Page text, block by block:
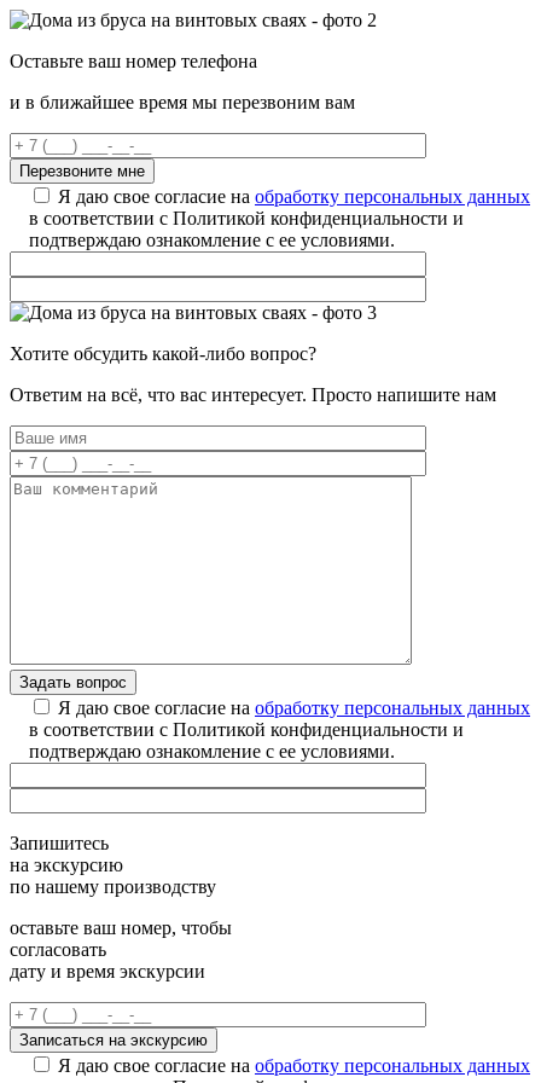
Оставьте ваш номер телефона
и в ближайшее время мы перезвоним вам
Я даю свое согласие на обработку персональных данных
в соответствии с Политикой конфиденциальности и
подтверждаю ознакомление с ее условиями.
Хотите обсудить какой-либо вопрос?
Ответим на всё, что вас интересует. Просто напишите нам
Я даю свое согласие на обработку персональных данных
в соответствии с Политикой конфиденциальности и
подтверждаю ознакомление с ее условиями.
Запишитесь
на экскурсию
по нашему производству
оставьте ваш номер, чтобы
согласовать
дату и время экскурсии
Я даю свое согласие на обработку персональных данных